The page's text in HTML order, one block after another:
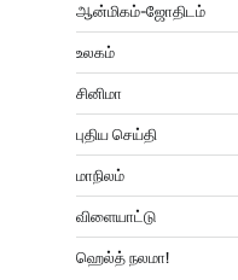
ஆன்மிகம்-ஜோதிடம்
உலகம்
சினிமா
புதிய செய்தி
மாநிலம்
விளையாட்டு
ஹெல்த் நலமா!